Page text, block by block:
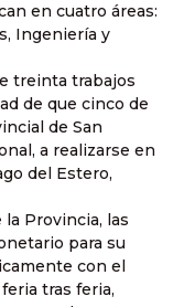
en cuatro áreas:
Ingeniería y
treinta trabajos
de que cinco de
de San
a realizarse en
del Estero,
la Provincia, las
para su
con el
tras feria,